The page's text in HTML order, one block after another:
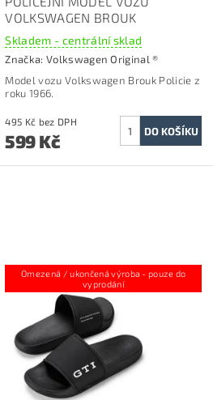
VOLKSWAGEN BROUK
Skladem - centrální sklad
Značka: Volkswagen Original ®
Model vozu Volkswagen Brouk Policie z
roku 1966.
495 Kč bez DPH
599 Kč
Omezená / ukončená výroba - pouze do
vyprodání
Kód: 5HV084350C 041